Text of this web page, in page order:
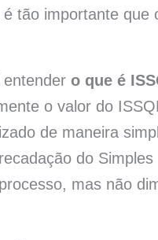
tão importante que
o que é
o valor do
de maneira
do
mas não